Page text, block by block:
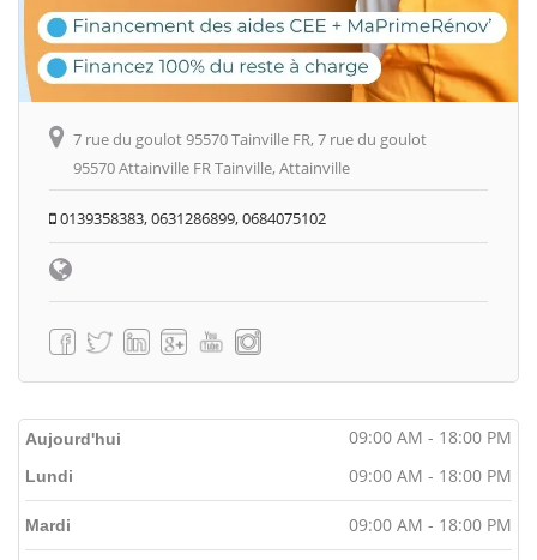
7 rue du goulot 95570 Tainville FR, 7 rue du goulot
95570 Attainville FR Tainville, Attainville
0139358383, 0631286899, 0684075102
Aujourd'hui 09:00 AM - 18:00 PM
Lundi 09:00 AM - 18:00 PM
Mardi 09:00 AM - 18:00 PM